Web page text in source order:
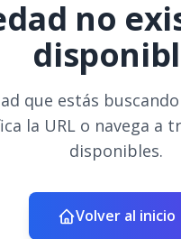
no
que estás
la URL o navega a
disponibles.
Volver al inicio